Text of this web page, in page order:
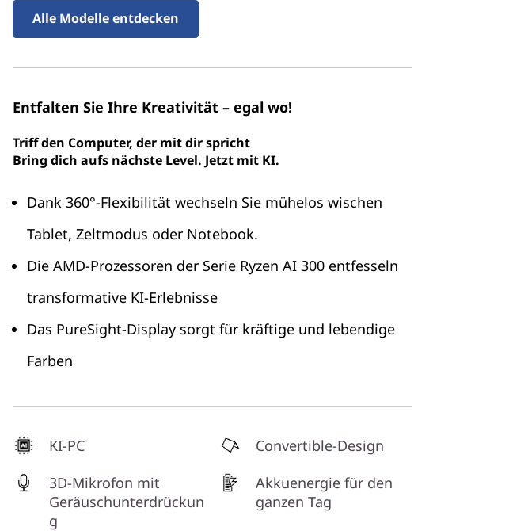
Alle Modelle entdecken
Entfalten Sie Ihre Kreativität – egal wo!
Triff den Computer, der mit dir spricht
Bring dich aufs nächste Level. Jetzt mit KI.
Dank 360°-Flexibilität wechseln Sie mühelos wischen
Tablet, Zeltmodus oder Notebook.
Die AMD-Prozessoren der Serie Ryzen AI 300 entfesseln
transformative KI-Erlebnisse
Das PureSight-Display sorgt für kräftige und lebendige
Farben
KI-PC
Convertible-Design
3D-Mikrofon mit
Geräuschunterdrückun
g
Akkuenergie für den
ganzen Tag